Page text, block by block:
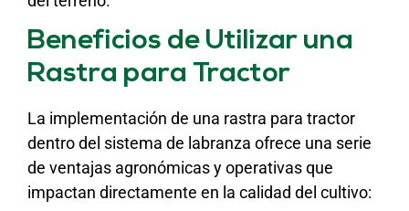
Beneficios de Utilizar una
Rastra para Tractor
La implementación de una rastra para tractor
dentro del sistema de labranza ofrece una serie
de ventajas agronómicas y operativas que
impactan directamente en la calidad del cultivo: